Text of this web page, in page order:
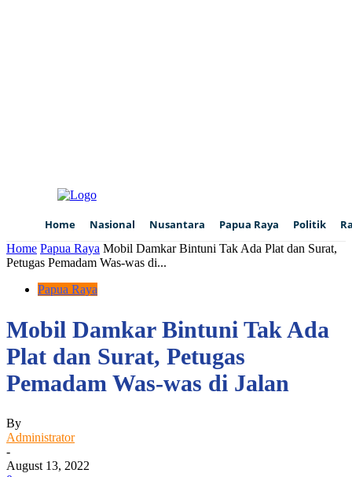
Home Nasional Nusantara Papua Raya Politik
Home Papua Raya Mobil Damkar Bintuni Tak Ada Plat dan Surat,
Petugas Pemadam Was-was di...
Papua Raya
Mobil Damkar Bintuni Tak Ada
Plat dan Surat, Petugas
Pemadam Was-was di Jalan
By
Administrator
-
August 13, 2022